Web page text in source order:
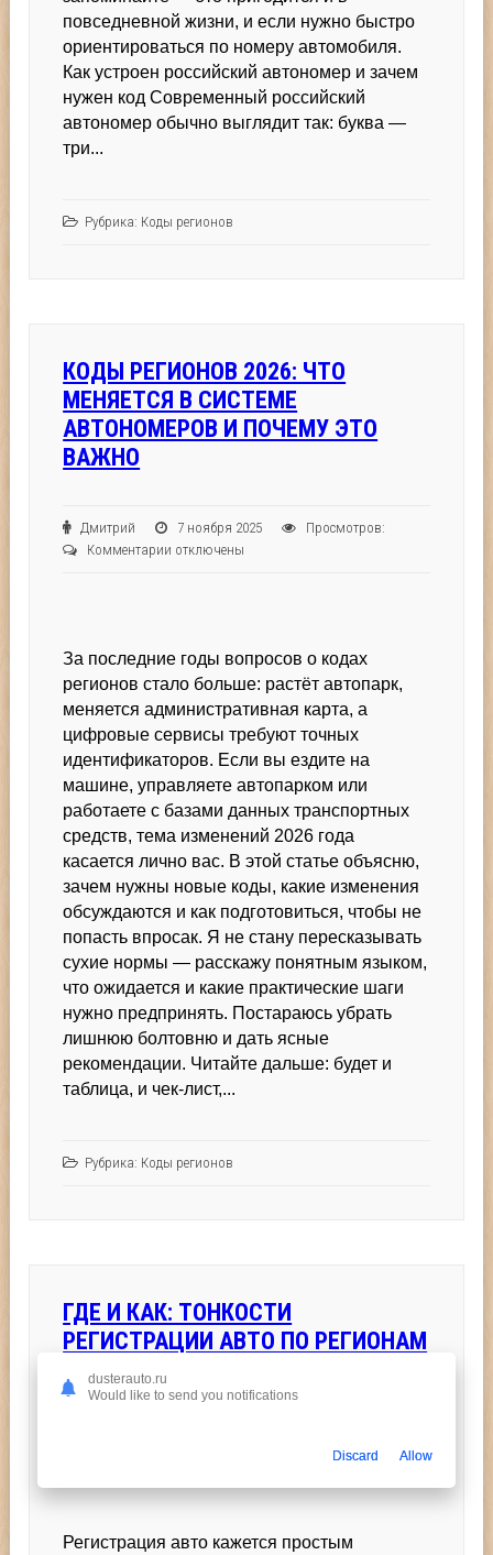
повседневной жизни, и если нужно быстро
ориентироваться по номеру автомобиля.
Как устроен российский автономер и зачем
нужен код Современный российский
автономер обычно выглядит так: буква —
три...
Рубрика: Коды регионов
КОДЫ РЕГИОНОВ 2026: ЧТО
МЕНЯЕТСЯ В СИСТЕМЕ
АВТОНОМЕРОВ И ПОЧЕМУ ЭТО
ВАЖНО
Дмитрий 7 ноября 2025
Просмотров:
Комментарии к
что
меняется
в
автономеров
и
почему
это
важно
отключены
За последние годы вопросов о кодах
регионов стало больше: растёт автопарк,
меняется административная карта, а
цифровые сервисы требуют точных
идентификаторов. Если вы ездите на
машине, управляете автопарком или
работаете с базами данных транспортных
средств, тема изменений 2026 года
касается лично вас. В этой статье объясню,
зачем нужны новые коды, какие изменения
обсуждаются и как подготовиться, чтобы не
попасть впросак. Я не стану пересказывать
сухие нормы — расскажу понятным языком,
что ожидается и какие практические шаги
нужно предпринять. Постараюсь убрать
лишнюю болтовню и дать ясные
рекомендации. Читайте дальше: будет и
таблица, и чек-лист,...
Рубрика: Коды регионов
ГДЕ И КАК: ТОНКОСТИ
РЕГИСТРАЦИИ АВТО ПО РЕГИОНАМ
тонкости
Регистрация авто кажется простым
dusterauto.ru
Would like to send you notifications
Discard Allow